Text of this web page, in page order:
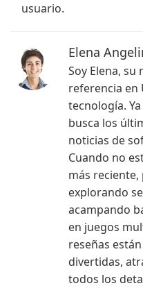
usuario.
Elena
Soy Elena,
referencia en
tecnología.
busca los
noticias de
Cuando no
más
explorando
acampando
en juegos
reseñas
divertidas,
todos los